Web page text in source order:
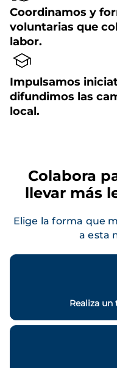
Coordinamos y
voluntarias que
labor.
Impulsamos
difundimos las
local.
Colabora
llevar más
Elige la forma que
a esta
Realiza